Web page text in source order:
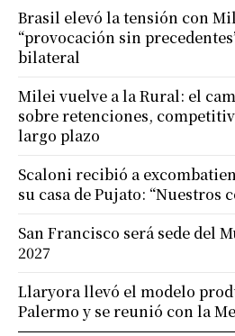
Brasil elevó la tensión con
“provocación sin
bilateral
Milei vuelve a la Rural: el
sobre retenciones,
largo plazo
Scaloni recibió a
su casa de Pujato: “Nuestros
San Francisco será sede del
2027
Llaryora llevó el modelo
Palermo y se reunió con la